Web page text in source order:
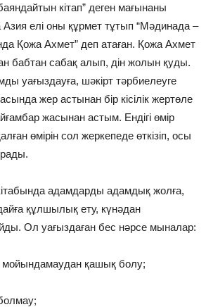
кiтап” деген мағынаны
елi оны құрмет тұтып “Мәдинада –
Қожа Ахмет” деп атаған. Қожа Ахмет
бабтан сабақ алып, дiн жолын қуды.
уағыздауға, шәкiрт тәрбиелеуге
жер астынан бiр кiсiлiк жертөле
жасынан астым. Ендiгi өмiр
өмiрiн сол жеркепеде өткiзiп, осы
адамдарды адамдық жолға,
құлшылық ету, күнәдан
Ол уағыздаған бес нәрсе мыналар:
қашық болу;